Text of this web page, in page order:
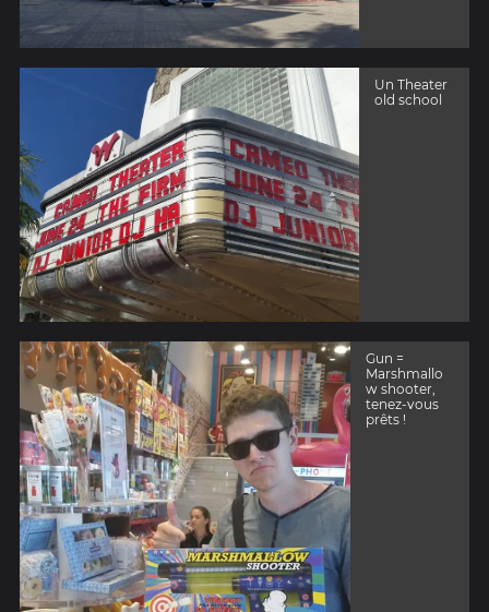
Un Theater
old school
Gun =
Marshmallo
w shooter,
tenez-vous
prêts !